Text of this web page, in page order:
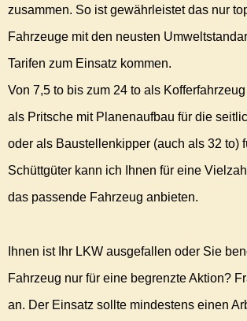
zusammen. So ist gewährleistet das nur
Fahrzeuge mit den neusten
Tarifen zum Einsatz kommen.
Von 7,5 to bis zum 24 to als
als Pritsche mit Planenaufbau für die
oder als Baustellenkipper (auch als 32 to)
Schüttgüter kann ich Ihnen für eine
das passende Fahrzeug anbieten.
Ihnen ist Ihr LKW ausgefallen oder Sie
Fahrzeug nur für eine begrenzte Aktion?
an. Der Einsatz sollte mindestens einen